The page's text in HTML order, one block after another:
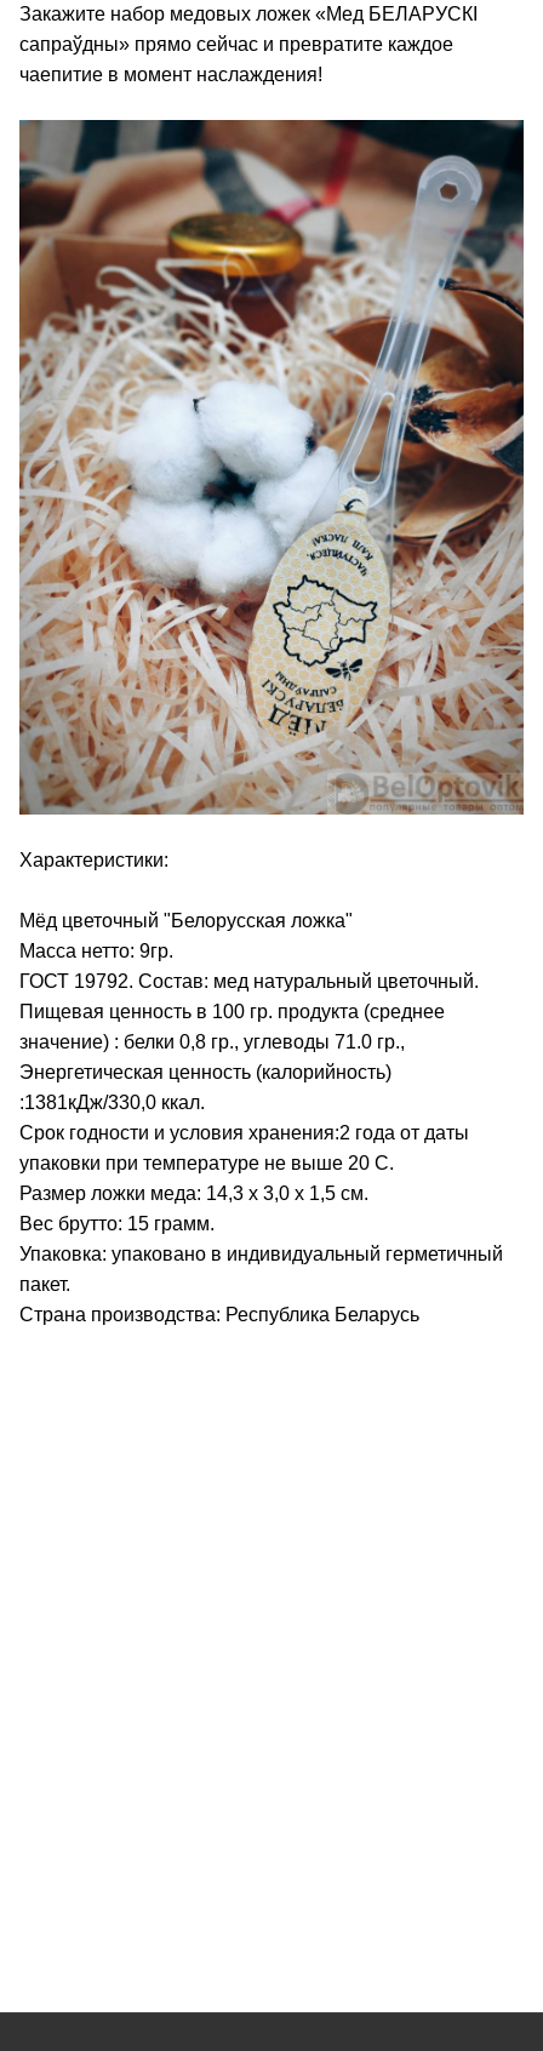
Закажите набор медовых ложек «Мед БЕЛАРУСКI
сапраўдны» прямо сейчас и превратите каждое
чаепитие в момент наслаждения!
Характеристики:
Мёд цветочный "Белорусская ложка"
Масса нетто: 9гр.
ГОСТ 19792. Состав: мед натуральный цветочный.
Пищевая ценность в 100 гр. продукта (среднее
значение) : белки 0,8 гр., углеводы 71.0 гр.,
Энергетическая ценность (калорийность)
:1381кДж/330,0 ккал.
Срок годности и условия хранения:2 года от даты
упаковки при температуре не выше 20 С.
Размер ложки меда: 14,3 х 3,0 х 1,5 см.
Вес брутто: 15 грамм.
Упаковка: упаковано в индивидуальный герметичный
пакет.
Страна производства: Республика Беларусь